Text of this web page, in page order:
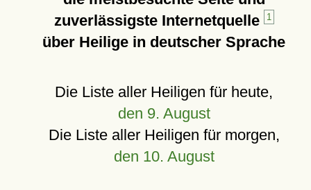
zuverlässigste Internetquelle
1
über Heilige in deutscher Sprache
Die Liste aller Heiligen für heute,
den 9. August
Die Liste aller Heiligen für morgen,
den 10. August